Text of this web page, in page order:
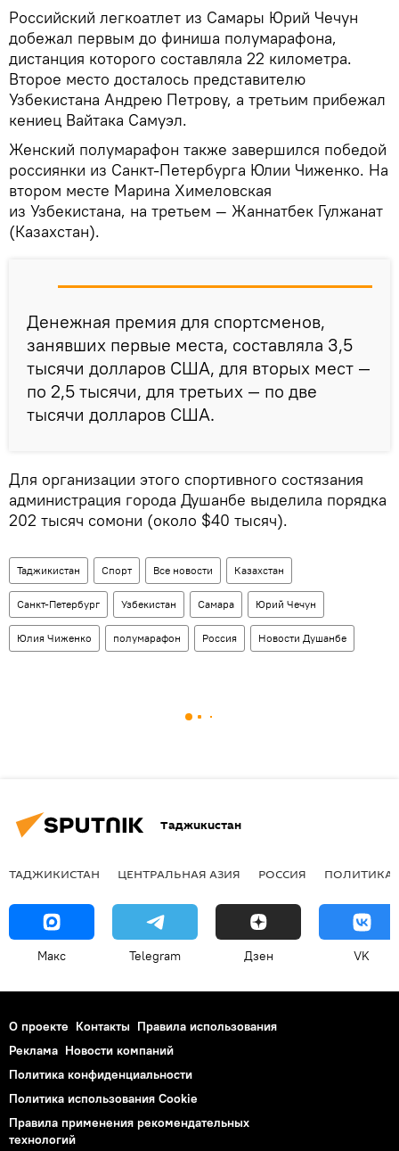
Российский легкоатлет из Самары Юрий Чечун
добежал первым до финиша полумарафона,
дистанция которого составляла 22 километра.
Второе место досталось представителю
Узбекистана Андрею Петрову, а третьим прибежал
кениец Вайтака Самуэл.
Женский полумарафон также завершился победой
россиянки из Санкт-Петербурга Юлии Чиженко. На
втором месте Марина Химеловская
из Узбекистана, на третьем — Жаннатбек Гулжанат
(Казахстан).
Денежная премия для спортсменов,
занявших первые места, составляла 3,5
тысячи долларов США, для вторых мест —
по 2,5 тысячи, для третьих — по две
тысячи долларов США.
Для организации этого спортивного состязания
администрация города Душанбе выделила порядка
202 тысяч сомони (около $40 тысяч).
Таджикистан Спорт Все новости Казахстан
Санкт-Петербург Узбекистан Самара Юрий Чечун
Юлия Чиженко полумарафон Россия Новости Душанбе
Таджикистан
ТАДЖИКИСТАН ЦЕНТРАЛЬНАЯ АЗИЯ РОССИЯ ПОЛИТИКА
Макс Telegram Дзен VK
О проекте Контакты Правила использования
Реклама Новости компаний
Политика конфиденциальности
Политика использования Cookie
Правила применения рекомендательных
технологий